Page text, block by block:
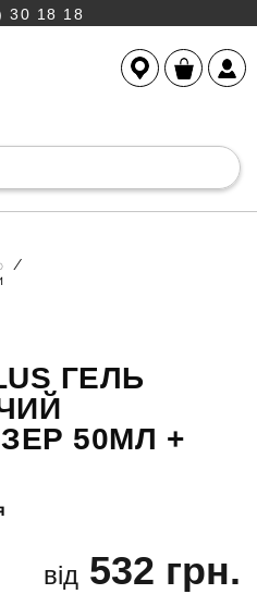
30 18 18
ГЕЛЬ
50МЛ +
від 532 грн.